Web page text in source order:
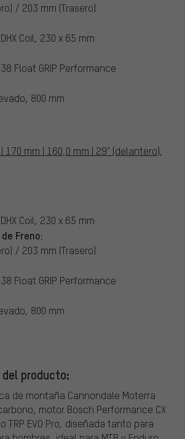
/ 203 mm (Trasero)
Coil, 230 x 65 mm
Float GRIP Performance
800 mm
170 mm | 160,0 mm | 29" (delantero),
Coil, 230 x 65 mm
Freno:
/ 203 mm (Trasero)
Float GRIP Performance
800 mm
producto:
de montaña Cannondale Moterra
motor Bosch Performance CX
TRP EVO Pro, diseñada tanto para